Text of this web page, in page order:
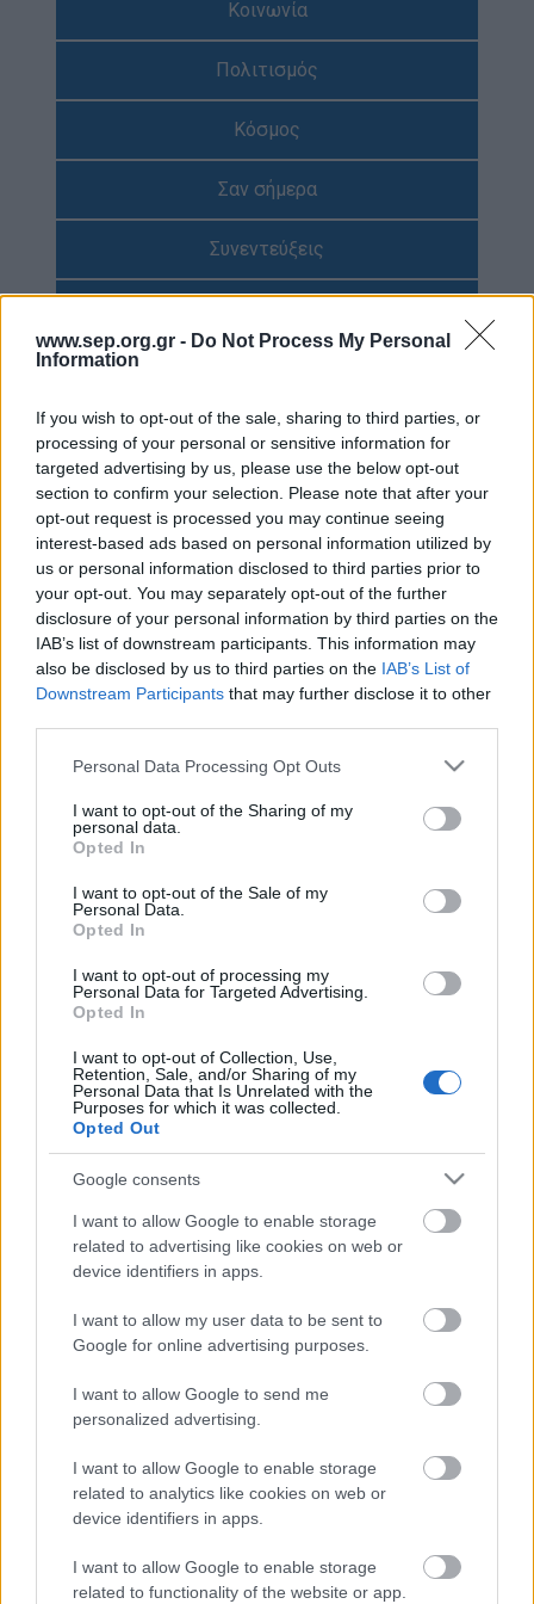
www.sep.org.gr - Do Not Process My Personal
Information
If you wish to opt-out of the sale, sharing to third parties, or
processing of your personal or sensitive information for
targeted advertising by us, please use the below opt-out
section to confirm your selection. Please note that after your
opt-out request is processed you may continue seeing
interest-based ads based on personal information utilized by
us or personal information disclosed to third parties prior to
your opt-out. You may separately opt-out of the further
disclosure of your personal information by third parties on the
IAB’s list of downstream participants. This information may
also be disclosed by us to third parties on the IAB’s List of
Downstream Participants that may further disclose it to other
Please note that this website/app uses one or more Google
not limited to your visit or usage behaviour. You may click to
grant or deny consent to Google and its third-party tags to
use your data for below specified purposes in below Google
consent section.
Personal Data Processing Opt Outs
I want to opt-out of the Sharing of my
personal data.
Opted In
I want to opt-out of the Sale of my
Personal Data.
Opted In
I want to opt-out of processing my
Personal Data for Targeted Advertising.
Opted In
I want to opt-out of Collection, Use,
Retention, Sale, and/or Sharing of my
Personal Data that Is Unrelated with the
Purposes for which it was collected.
Opted Out
Google consents
I want to allow Google to enable storage
related to advertising like cookies on web or
device identifiers in apps.
I want to allow my user data to be sent to
Google for online advertising purposes.
I want to allow Google to send me
personalized advertising.
I want to allow Google to enable storage
related to analytics like cookies on web or
device identifiers in apps.
I want to allow Google to enable storage
related to functionality of the website or app.
Η Προσκοπική Μέθοδος
Προσκοπικό Πρόγραμμα
Στόχοι Βιώσιμης Ανάπτυξης
Earth Tribe
#HeForShe
Πώς να συμμετέχετε
Βρείτε μας
Νέα & Blog
Νέα
Ευκαιρίες Καριέρας
Επικοινωνία
Media Center
Δελτία Τύπου
Φωτογραφικό Υλικό
Λογότυπα
Κοινωνία
Πολιτισμός
Κόσμος
Σαν σήμερα
Συνεντεύξεις
Έρευνες
Διαγωνισμός
Scouts4SDGs
Ιταλοί Πρόσκοποι
επισκέφθηκαν το
Ιστορικό Αρχείο
Αρθρογραφος:
Ομάδα Σύνταξης
Ημ/νια Έκδοσης:
Κατηγορίες:
Προσκοπική Ζωή
Μία Ενωμοτία Προσκόπων από την 14η Ομάδα
Προσκόπων Ρώμης επισκέφθηκε τη Δευτέρα 27
Μαϊου 2019 τον χώρο του Ιστορικού Αρχείου
του Σ.Ε.Π.
Προσκόπους και δύο Ενήλικα Στελέχη, ταξίδεψε
στην Ελλάδα στο πλαίσιο ενός Ενωμοτιακού
project. Έφτασαν στην Αθήνα το Σάββατο 25
Μαϊου και αναχώρησαν την Τρίτη 28 Μαϊου 2019.
Φιλοξενήθηκαν από το 2ο Σ.Π. Κηφισιάς, το οποίο
και χρησιμοποίησαν ως ορμητήριο για τις
Αγορά, στο Μοναστηράκι και φυσικά στα
μουσεία της Αθήνας.
ενδιαφέροντος το Ιστορικό Αρχείο του Σ.Ε.Π.,
όπου τους δέχθηκε και τους ξενάγησε στον